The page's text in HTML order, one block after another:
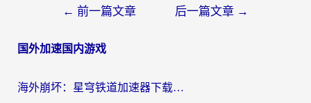
导
← 前一篇文章 后一篇文章 →
国外加速国内游戏
海外崩坏：星穹铁道加速器下载安装：一份给游子的终极网络指南